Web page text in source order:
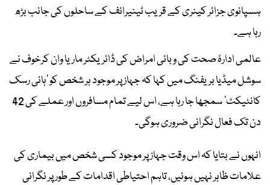
ہسپانوی جزائر کینری کے قریب ٹینیرائف کے ساحلوں کی جانب بڑھ
رہا ہے۔
عالمی ادارۂ صحت کی وبائی امراض کی ڈائریکٹر ماریا وان کرخوف نے
سوشل میڈیا بریفنگ میں کہا کہ جہاز پر موجود ہر شخص کو ’ہائی رسک
کانٹیکٹ‘ سمجھا جا رہا ہے، اس لیے تمام مسافروں اور عملے کی 42
دن تک فعال نگرانی ضروری ہوگی۔
انہوں نے بتایا کہ اس وقت جہاز پر موجود کسی شخص میں بیماری کی
علامات ظاہر نہیں ہوئیں، تاہم احتیاطی اقدامات کے طور پر نگرانی